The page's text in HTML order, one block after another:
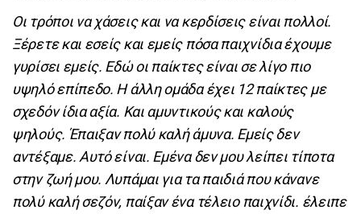
Οι τρόποι να χάσεις και να κερδίσεις είναι πολλοί.
Ξέρετε και εσείς και εμείς πόσα παιχνίδια έχουμε
γυρίσει εμείς. Εδώ οι παίκτες είναι σε λίγο πιο
υψηλό επίπεδο. Η άλλη ομάδα έχει 12 παίκτες με
σχεδόν ίδια αξία. Και αμυντικούς και καλούς
ψηλούς. Έπαιξαν πολύ καλή άμυνα. Εμείς δεν
αντέξαμε. Αυτό είναι. Εμένα δεν μου λείπει τίποτα
στην ζωή μου. Λυπάμαι για τα παιδιά που κάνανε
πολύ καλή σεζόν, παίξαν ένα τέλειο παιχνίδι. έλειπε